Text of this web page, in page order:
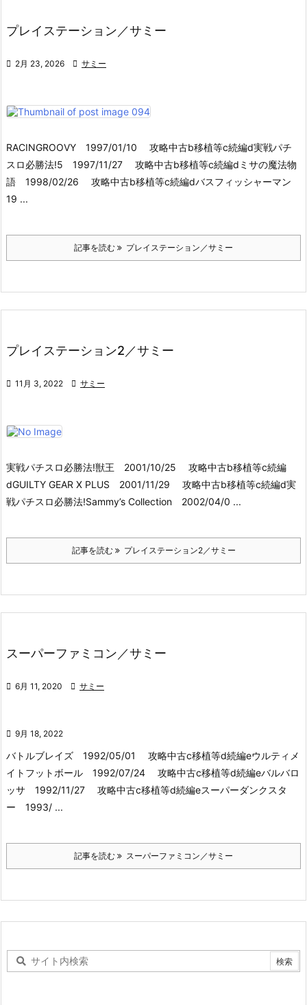
プレイステーション／サミー
 2月 23, 2026  サミー
RACINGROOVY 1997/01/10 攻略中古b移植等c続編d実戦パチ
スロ必勝法!5 1997/11/27 攻略中古b移植等c続編dミサの魔法物
語 1998/02/26 攻略中古b移植等c続編dバスフィッシャーマン
19 ...
記事を読む プレイステーション／サミー
プレイステーション2／サミー
 11月 3, 2022  サミー
実戦パチスロ必勝法!獣王 2001/10/25 攻略中古b移植等c続編
dGUILTY GEAR X PLUS 2001/11/29 攻略中古b移植等c続編d実
戦パチスロ必勝法!Sammy’s Collection 2002/04/0 ...
記事を読む プレイステーション2／サミー
スーパーファミコン／サミー
 6月 11, 2020  サミー
 9月 18, 2022
バトルブレイズ 1992/05/01 攻略中古c移植等d続編eウルティメ
イトフットボール 1992/07/24 攻略中古c移植等d続編eバルバロ
ッサ 1992/11/27 攻略中古c移植等d続編eスーパーダンクスタ
ー 1993/ ...
記事を読む スーパーファミコン／サミー